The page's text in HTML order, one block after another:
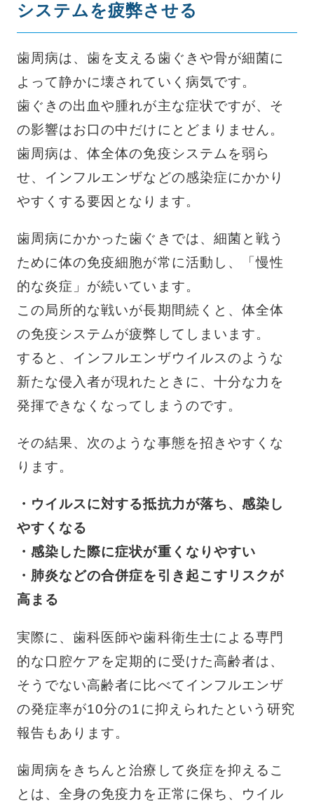
システムを疲弊させる
歯周病は、歯を支える歯ぐきや骨が細菌に
よって静かに壊されていく病気です。
歯ぐきの出血や腫れが主な症状ですが、そ
の影響はお口の中だけにとどまりません。
歯周病は、体全体の免疫システムを弱ら
せ、インフルエンザなどの感染症にかかり
やすくする要因となります。
歯周病にかかった歯ぐきでは、細菌と戦う
ために体の免疫細胞が常に活動し、「慢性
的な炎症」が続いています。
この局所的な戦いが長期間続くと、体全体
の免疫システムが疲弊してしまいます。
すると、インフルエンザウイルスのような
新たな侵入者が現れたときに、十分な力を
発揮できなくなってしまうのです。
その結果、次のような事態を招きやすくな
ります。
・ウイルスに対する抵抗力が落ち、感染し
やすくなる
・感染した際に症状が重くなりやすい
・肺炎などの合併症を引き起こすリスクが
高まる
実際に、歯科医師や歯科衛生士による専門
的な口腔ケアを定期的に受けた高齢者は、
そうでない高齢者に比べてインフルエンザ
の発症率が10分の1に抑えられたという研究
報告もあります。
歯周病をきちんと治療して炎症を抑えるこ
とは、全身の免疫力を正常に保ち、ウイル